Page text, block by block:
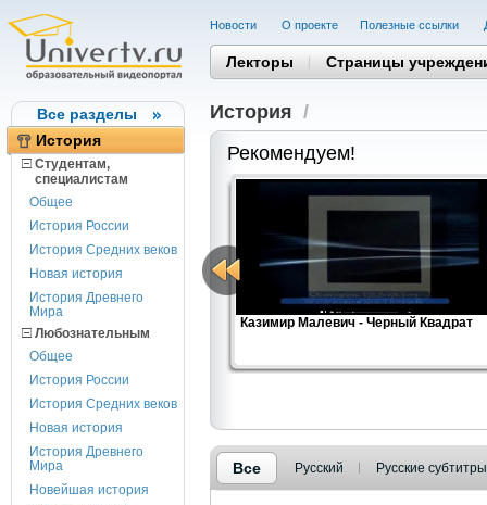
Все разделы
История
Студентам,
cпециалистам
Общее
История России
История Средних веков
Новая история
История Древнего
Мира
Любознательным
Общее
История России
История Средних веков
Новая история
История Древнего
Мира
Новейшая история
Новости О проекте Полезные cсылки
Лекторы Страницы
История /
Рекомендуем!
Казимир Малевич - Черный Квадрат
Все Русский Русские субтитры